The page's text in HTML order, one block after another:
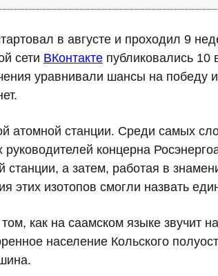
в августе и проходил 9
сети ВКонтакте публиковались
уравнивали шансы на победу
атомной станции. Среди самых
концерна
станции, а затем, работая в
этих изотопов смогли назвать
как на саамском языке звучит
население Кольского